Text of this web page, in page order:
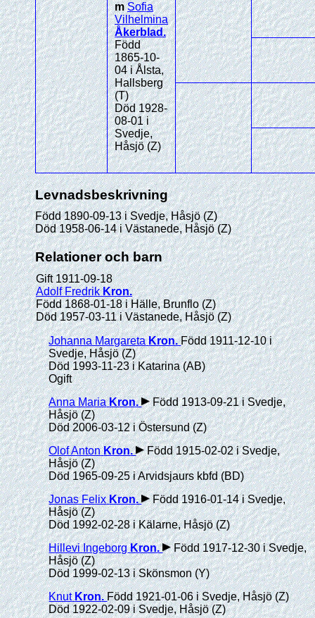
mSofia
Vilhelmina
Åkerblad.
Född
1865-10-
04 i Ålsta,
Hallsberg
(T)
Död 1928-
08-01 i
Svedje,
Håsjö (Z)
Levnadsbeskrivning
Född 1890-09-13 i Svedje, Håsjö (Z)
Död 1958-06-14 i Västanede, Håsjö (Z)
Relationer och barn
Gift 1911-09-18
Adolf Fredrik Kron.
Född 1868-01-18 i Hälle, Brunflo (Z)
Död 1957-03-11 i Västanede, Håsjö (Z)
Johanna Margareta Kron.Född 1911-12-10 i
Svedje, Håsjö (Z)
Död 1993-11-23 i Katarina (AB)
Ogift
Anna Maria Kron.
Född 1913-09-21 i Svedje,
Håsjö (Z)
Död 2006-03-12 i Östersund (Z)
Olof Anton Kron.
Född 1915-02-02 i Svedje,
Håsjö (Z)
Död 1965-09-25 i Arvidsjaurs kbfd (BD)
Jonas Felix Kron.
Född 1916-01-14 i Svedje,
Håsjö (Z)
Död 1992-02-28 i Kälarne, Håsjö (Z)
Hillevi Ingeborg Kron.
Född 1917-12-30 i Svedje,
Håsjö (Z)
Död 1999-02-13 i Skönsmon (Y)
Knut Kron.Född 1921-01-06 i Svedje, Håsjö (Z)
Död 1922-02-09 i Svedje, Håsjö (Z)